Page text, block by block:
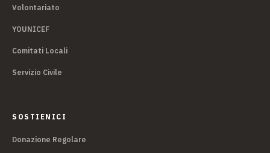
Volontariato
YOUNICEF
Comitati Locali
Servizio Civile
SOSTIENICI
Donazione Regolare